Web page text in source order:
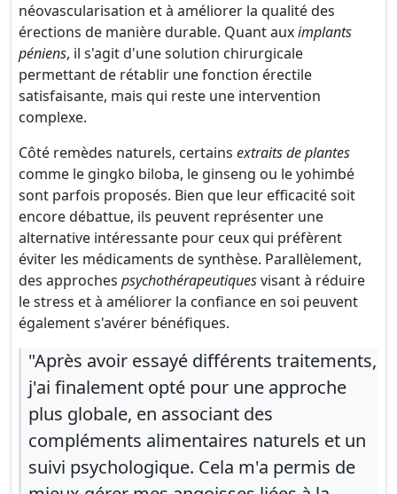
néovascularisation et à améliorer la qualité des
érections de manière durable. Quant auximplants
péniens, il s'agit d'une solution chirurgicale
permettant de rétablir une fonction érectile
satisfaisante, mais qui reste une intervention
complexe.
Côté remèdes naturels, certains extraits de plantes
comme le gingko biloba, le ginseng ou le yohimbé
sont parfois proposés. Bien que leur efficacité soit
encore débattue, ils peuvent représenter une
alternative intéressante pour ceux qui préfèrent
éviter les médicaments de synthèse. Parallèlement,
des approches psychothérapeutiquesvisant à réduire
le stress et à améliorer la confiance en soi peuvent
également s'avérer bénéfiques.
"Après avoir essayé différents traitements,
j'ai finalement opté pour une approche
plus globale, en associant des
compléments alimentaires naturels et un
suivi psychologique. Cela m'a permis de